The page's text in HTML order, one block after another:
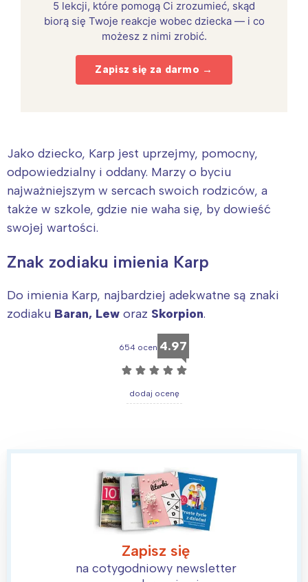
5 lekcji, które pomogą Ci zrozumieć, skąd
biorą się Twoje reakcje wobec dziecka — i co
możesz z nimi zrobić.
Zapisz się za darmo →
Jako dziecko, Karp jest uprzejmy, pomocny,
odpowiedzialny i oddany. Marzy o byciu
najważniejszym w sercach swoich rodziców, a
także w szkole, gdzie nie waha się, by dowieść
swojej wartości.
Znak zodiaku imienia Karp
Do imienia Karp, najbardziej adekwatne są znaki
zodiaku Baran, Lew oraz Skorpion.
654 ocen 4.97
☆ ☆ ☆ ☆ ☆
dodaj ocenę
Zapisz się
na cotygodniowy newsletter
Interesują mnie wydarzenia z